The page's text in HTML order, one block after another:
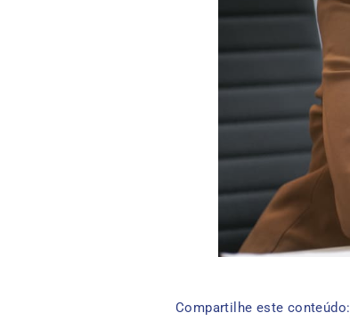
Compartilhe este conteúdo: